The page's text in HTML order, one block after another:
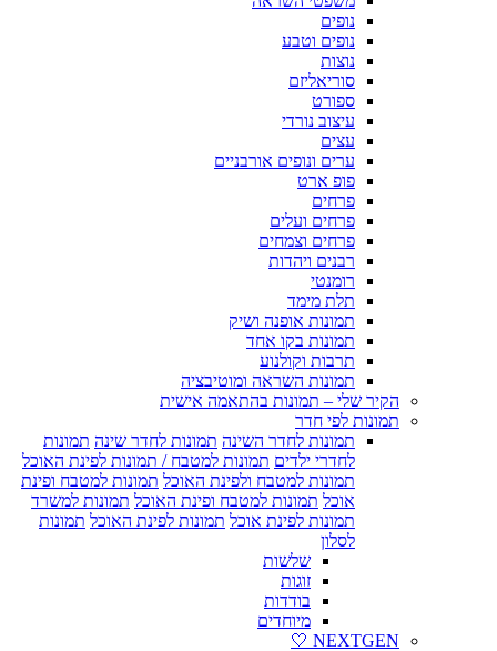
נופים
נופים וטבע
נוצות
סוריאליזם
ספורט
עיצוב נורדי
עצים
ערים ונופים אורבניים
פופ ארט
פרחים
פרחים ועלים
פרחים וצמחים
רבנים ויהדות
רומנטי
תלת מימד
תמונות אופנה ושיק
תמונות בקו אחד
תרבות וקולנוע
תמונות השראה ומוטיבציה
הקיר שלי – תמונות בהתאמה אישית
תמונות לפי חדר
תמונות לחדר השינה תמונות לחדר שינה תמונות
לחדרי ילדים תמונות למטבח / תמונות לפינת האוכל
תמונות למטבח ולפינת האוכל תמונות למטבח ופינת
אוכל תמונות למטבח ופינת האוכל תמונות למשרד
תמונות לפינת אוכל תמונות לפינת האוכל תמונות
לסלון
שלשות
זוגות
בודדות
מיוחדים
NEXTGEN 🤍